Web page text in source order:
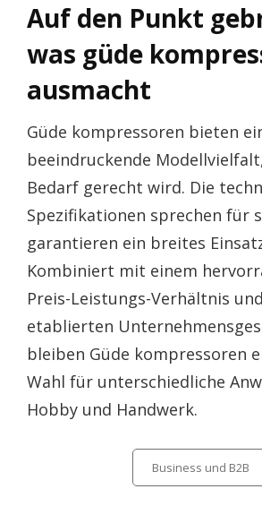
Auf den Punkt
was güde
ausmacht
Güde kompressoren bieten
beeindruckende
Bedarf gerecht wird. Die
Spezifikationen sprechen für
garantieren ein breites
Kombiniert mit einem
Preis-Leistungs-Verhältnis
etablierten
bleiben Güde kompressoren
Wahl für unterschiedliche
Hobby und Handwerk.
Business und B2B